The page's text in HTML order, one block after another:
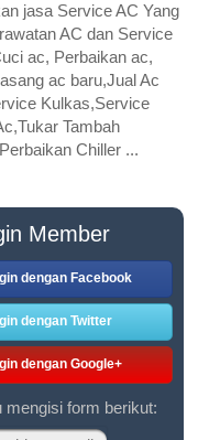
jasa Service AC Yang
AC dan Service
ac, Perbaikan ac,
ac baru,Jual Ac
Kulkas,Service
Tambah
Chiller ...
Member
dengan Facebook
dengan Twitter
dengan Google+
mengisi form berikut: